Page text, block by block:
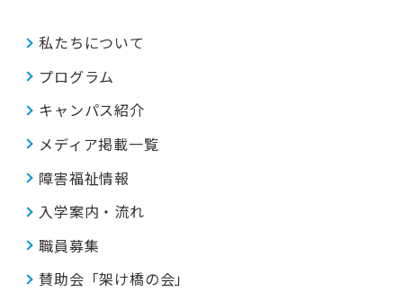
私たちについて
プログラム
キャンパス紹介
メディア掲載一覧
障害福祉情報
入学案内・流れ
職員募集
賛助会「架け橋の会」